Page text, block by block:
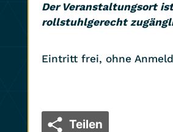
Der Veranstaltungsort ist
rollstuhlgerecht
Eintritt frei, ohne
Teilen